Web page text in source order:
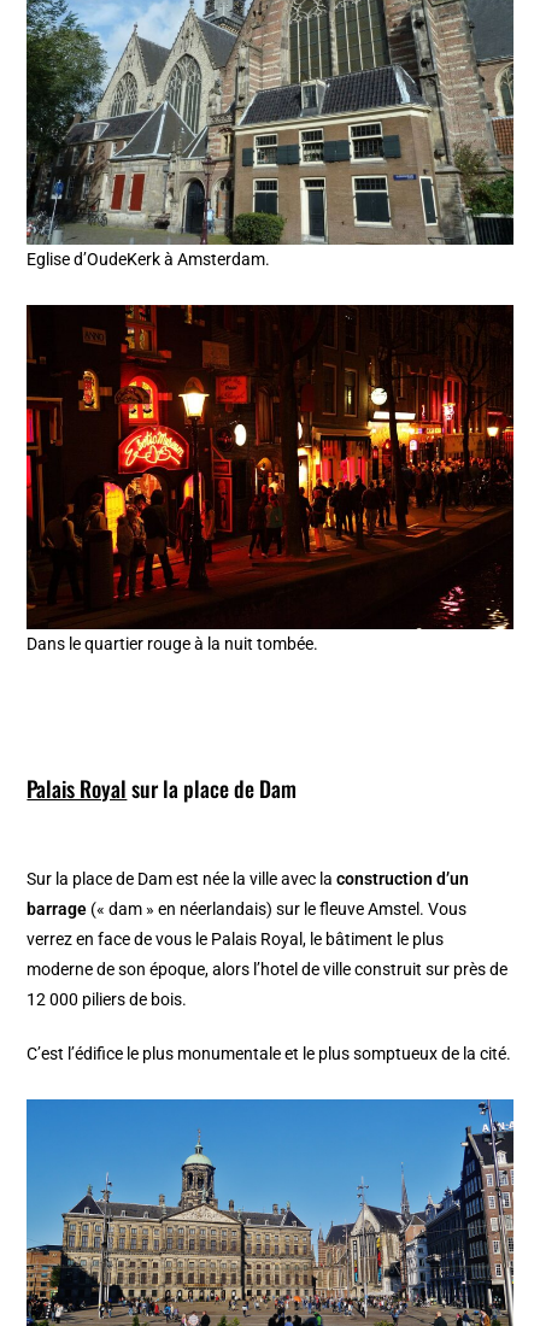
Eglise d’OudeKerk à Amsterdam.
Dans le quartier rouge à la nuit tombée.
Palais Royalsur la place de Dam
Sur la place de Dam est née la ville avec laconstruction d’un
barrage (« dam » en néerlandais) sur le fleuve Amstel. Vous
verrez en face de vous le Palais Royal, le bâtiment le plus
moderne de son époque, alors l’hotel de ville construit sur près de
12 000 piliers de bois.
C’est l’édifice le plus monumentale et le plus somptueux de la cité.